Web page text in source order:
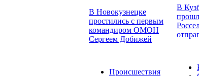
В Новокузнецке
простились с первым
командиром ОМОН
Сергеем Добижей
В
Происшествия